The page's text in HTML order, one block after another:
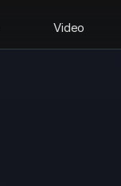
Video